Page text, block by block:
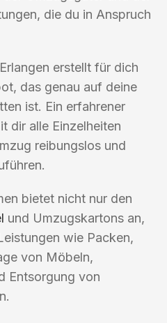
die du in Anspruch
erstellt für dich
das genau auf deine
ist. Ein erfahrener
dir alle Einzelheiten
reibungslos und
bietet nicht nur den
und Umzugskartons an,
wie Packen,
von Möbeln,
Entsorgung von